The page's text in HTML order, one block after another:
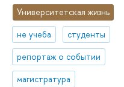
Университетская жизнь
не учеба
студенты
репортаж о событии
магистратура